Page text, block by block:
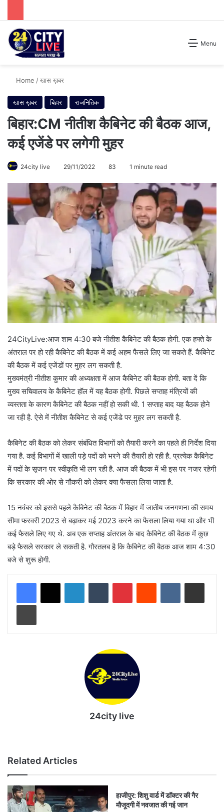
Menu
Search for
Home /खास ख़बर
खास ख़बर बिहार राजनितिक
बिहार:CM नीतीश कैबिनेट की बैठक आज,
कई एजेंडे पर लगेगी मुहर
24city live 29/11/2022 83 1 minute read
24CityLive:आज शाम 4:30 बजे नीतीश कैबिनेट की बैठक होगी. एक हफ्ते के
अंतराल पर हो रही कैबिनेट की बैठक में कई अहम फैसले लिए जा सकते हैं. कैबिनेट
की बैठक में कई एजेंडों पर मुहर लग सकती है.
मुख्यमंत्री नीतीश कुमार की अध्यक्षता में आज कैबिनेट की बैठक होगी. बता दें कि
मुख्य सचिवालय के कैबिनेट हॉल में यह बैठक होगी. पिछले सप्ताह मंत्रियों की
व्यस्तता के कारण कैबिनेट की बैठक नहीं हो सकी थी. 1 सप्ताह बाद यह बैठक होने
जा रही है. ऐसे में नीतीश कैबिनेट से कई एजेंडे पर मुहर लग सकती है.
कैबिनेट की बैठक को लेकर संबंधित विभागों को तैयारी करने का पहले ही निर्देश दिया
गया है. कई विभागों में खाली पड़े पदों को भरने की तैयारी हो रही है. प्रत्येक कैबिनेट
में पदों के सृजन पर स्वीकृति भी लग रही है. आज की बैठक में भी इस पर नजर रहेगी
कि सरकार की ओर से नौकरी को लेकर क्या फैसला लिया जाता है.
15 नवंबर को इससे पहले कैबिनेट की बैठक में बिहार में जातीय जनगणना की समय
सीमा फरवरी 2023 से बढ़ाकर मई 2023 करने का फैसला लिया गया था और भी
कई फैसले लिए गए थे. अब एक सप्ताह अंतराल के बाद कैबिनेट की बैठक में कुछ
बड़े फैसले सरकार ले सकती है. गौरतलब है कि कैबिनेट की बैठक आज शाम 4:30
बजे से शुरू होगी.
LinkedInTumblr PinterestReddit VKontakteShare via Email
Print
24city live
Related Articles
हाजीपुर: शिशु वार्ड में डॉक्टर की गैर
मौजूदगी में नवजात की गई जान